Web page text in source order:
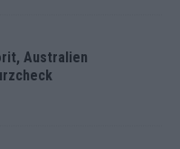
Australien